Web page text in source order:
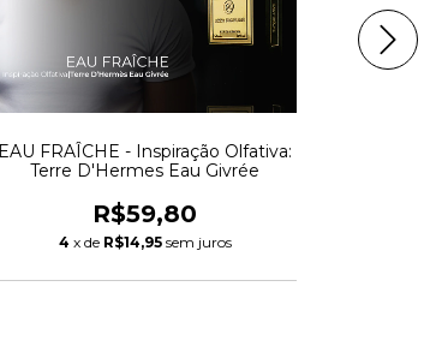
EAU FRAÎCHE - Inspiração Olfativa:
Terre D'Hermes Eau Givrée
R$59,80
4 x de R$14,95 sem juros